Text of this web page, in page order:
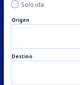
Solo ida
Origen
Destino